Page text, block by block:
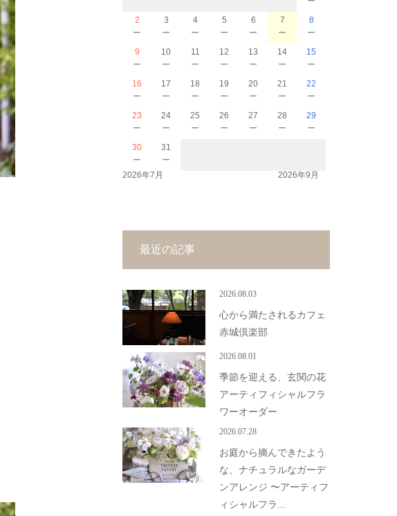
2
－
3
－
4
－
5
－
6
－
7
－
8
－
9
－
10
－
11
－
12
－
13
－
14
－
15
－
16
－
17
－
18
－
19
－
20
－
21
－
22
－
23
－
24
－
25
－
26
－
27
－
28
－
29
－
30
－
31
－
2026年7月 2026年9月
最近の記事
2026.08.03
心から満たされるカフェ
赤城倶楽部
2026.08.01
季節を迎える、玄関の花
アーティフィシャルフラ
ワーオーダー
2026.07.28
お庭から摘んできたよう
な、ナチュラルなガーデ
ンアレンジ 〜アーティフ
ィシャルフラ...